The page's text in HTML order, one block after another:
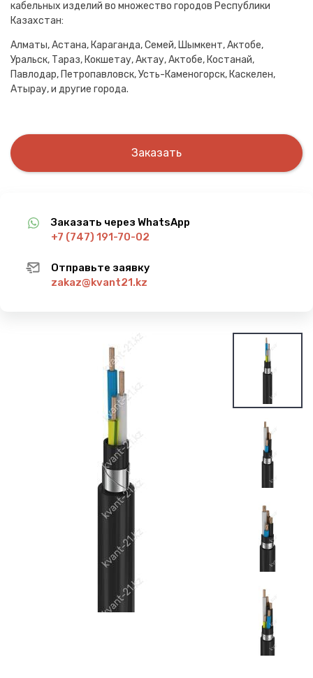
кабельных изделий во множество городов Республики
Казахстан:
Алматы, Астана, Караганда, Семей, Шымкент, Актобе,
Уральск, Тараз, Кокшетау, Актау, Актобе, Костанай,
Павлодар, Петропавловск, Усть-Каменогорск, Каскелен,
Атырау, и другие города.
Заказать
Заказать через WhatsApp
+7 (747) 191-70-02
Отправьте заявку
zakaz@kvant21.kz